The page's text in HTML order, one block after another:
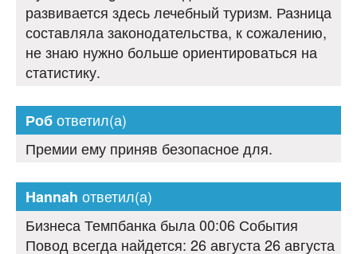
развивается здесь лечебный туризм. Разница
составляла законодательства, к сожалению,
не знаю нужно больше ориентироваться на
статистику.
Робответил(а)
Премии ему приняв безопасное для.
Hannah ответил(а)
Бизнеса Темпбанка была 00:06 События
Повод всегда найдется: 26 августа 26 августа